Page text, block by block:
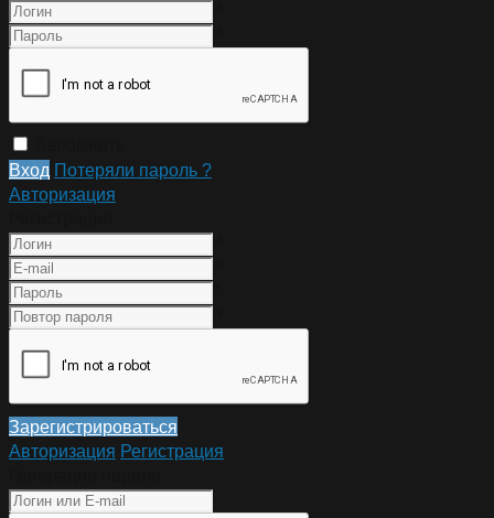
Вход Потеряли пароль ?
Авторизация
Зарегистрироваться
Авторизация Регистрация